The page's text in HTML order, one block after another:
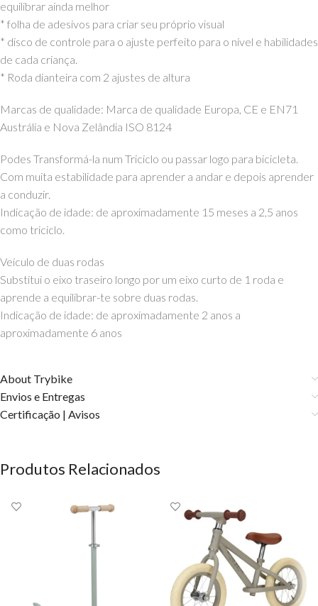
equilibrar ainda melhor
* folha de adesivos para criar seu próprio visual
* disco de controle para o ajuste perfeito para o nível e habilidades
de cada criança.
* Roda dianteira com 2 ajustes de altura
Marcas de qualidade: Marca de qualidade Europa, CE e EN71
Austrália e Nova Zelândia ISO 8124
Podes Transformá-la num Triciclo ou passar logo para bicicleta.
Com muita estabilidade para aprender a andar e depois aprender
a conduzir.
Indicação de idade: de aproximadamente 15 meses a 2,5 anos
como triciclo.
Veículo de duas rodas
Substitui o eixo traseiro longo por um eixo curto de 1 roda e
aprende a equilibrar-te sobre duas rodas.
Indicação de idade: de aproximadamente 2 anos a
aproximadamente 6 anos
About Trybike
Envios e Entregas
Certificação | Avisos
Produtos Relacionados